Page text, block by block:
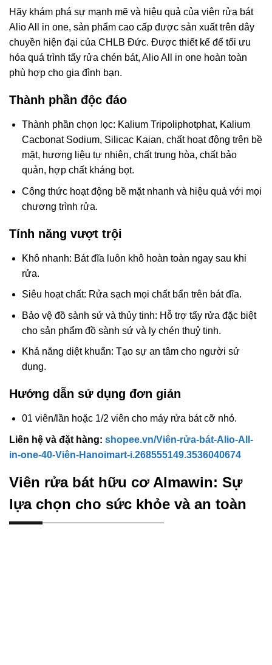
Hãy khám phá sự mạnh mẽ và hiệu quả của viên rửa bát
Alio All in one, sản phẩm cao cấp được sản xuất trên dây
chuyền hiện đại của CHLB Đức. Được thiết kế để tối ưu
hóa quá trình tẩy rửa chén bát, Alio All in one hoàn toàn
phù hợp cho gia đình bạn.
Thành phần độc đáo
Thành phần chọn lọc: Kalium Tripoliphotphat, Kalium
Cacbonat Sodium, Silicac Kaian, chất hoạt động trên bề
mặt, hương liệu tự nhiên, chất trung hòa, chất bảo
quản, hợp chất kháng bọt.
Công thức hoạt động bề mặt nhanh và hiệu quả với mọi
chương trình rửa.
Tính năng vượt trội
Khô nhanh: Bát đĩa luôn khô hoàn toàn ngay sau khi
rửa.
Siêu hoạt chất: Rửa sạch mọi chất bẩn trên bát đĩa.
Bảo vệ đồ sành sứ và thủy tinh: Hỗ trợ tẩy rửa đặc biệt
cho sản phẩm đồ sành sứ và ly chén thuỷ tinh.
Khả năng diệt khuẩn: Tạo sự an tâm cho người sử
dụng.
Hướng dẫn sử dụng đơn giản
01 viên/lần hoặc 1/2 viên cho máy rửa bát cỡ nhỏ.
Liên hệ và đặt hàng: shopee.vn/Viên-rửa-bát-Alio-All-
in-one-40-Viên-Hanoimart-i.268555149.3536040674
Viên rửa bát hữu cơ Almawin: Sự
lựa chọn cho sức khỏe và an toàn